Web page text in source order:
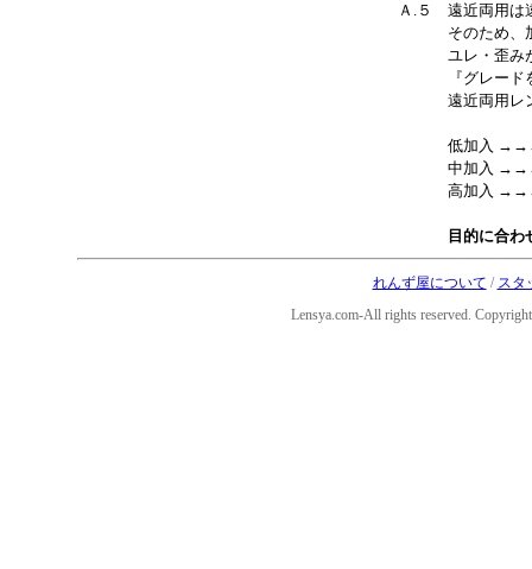
Ａ.５ 遠近両用は
そのため、加入
ユレ・歪みが
『グレードを
遠近両用レン
低加入 →→→
中加入 →→→ ゴ
高加入 →→→ パ
目的に合